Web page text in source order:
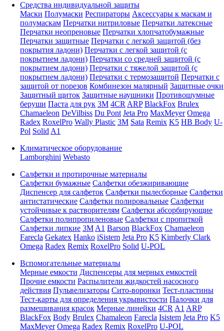
Средства индивидуальной защиты
Маски Полумаски Респираторы Аксессуары к маскам и
полумаскам Перчатки нитриловые Перчатки латексные
Перчатки неопреновые Перчатки хлопчатобумажные
Перчатки защитные Перчатки с легкой защитой (без
покрытия ладони) Перчатки с легкой защитой (с
покрытием ладони) Перчатки со средней защитой (с
покрытием ладони) Перчатки с тяжелой защитой (с
покрытием ладони) Перчатки с термозащитой Перчатки с
защитой от порезов Комбинезон малярный Защитные очки
Защитный щиток Защитные наушники Противошумные
беруши Паста для рук 3M 4CR ARP BlackFox Brulex
Chamaeleon DeVilbiss Du Pont Jeta Pro MaxMeyer Omega
Radex RoxelPro Wally Plastic 3M Sata Remix K5 HB Body U-
Pol Solid A1
Климатическое оборудование
Lamborghini Webasto
Салфетки и протирочные материалы
Салфетки бумажные Салфетки обезжиривающие
Диспенсер для салфеток Салфетки пылесборные Салфетки
антистатические Салфетки полировальные Салфетки
устойчивые к растворителям Салфетки абсорбирующие
Салфетки полипропиленовые Салфетки с пропиткой
Салфетки липкие 3M A1 Barson BlackFox Chamaeleon
Farecla Gekatex Hanko iSistem Jeta Pro K5 Kimberly Clark
Omega Radex Remix RoxelPro Solid U-POL
Вспомогательные материалы
Мерные емкости Диспенсеры для мерных емкостей
Прочие емкости Распылители жидкостей насосного
действия Пульвелизаторы Сито-воронки Тест-пластины
Тест-карты для определения укрывистости Палочки для
размешивания красок Мерные линейки 4CR A1 ARP
BlackFox Body Brulex Chamaleon Farecla Isistem Jeta Pro K5
MaxMeyer Omega Radex Remix RoxelPro U-POL